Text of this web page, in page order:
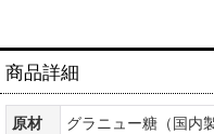
商品詳細
原材
グラニュー糖（国内